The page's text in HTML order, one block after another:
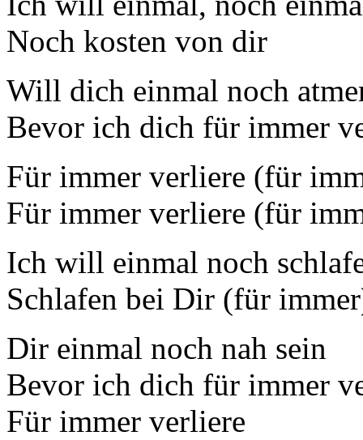
Noch kosten von dir
Will dich einmal noch
Bevor ich dich für immer
Für immer verliere (für
Für immer verliere (für
Ich will einmal noch
Schlafen bei Dir (für
Dir einmal noch nah sein
Bevor ich dich für immer
Für immer verliere